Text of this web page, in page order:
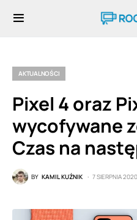
AKTUALNOŚCI
Pixel 4 oraz
wycofywane
Czas na
BY KAMIL KUŹNIK 7 SIERPNIA 2020